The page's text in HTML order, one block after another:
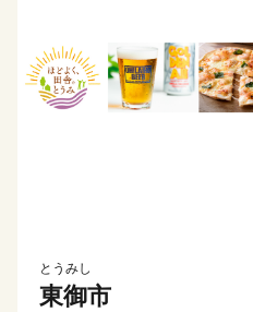
とうみし
東御市